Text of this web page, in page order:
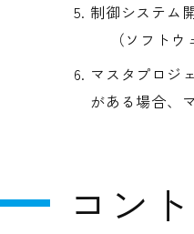
制御システム
（ソフトウ
マスタプロジ
がある場合、
コン